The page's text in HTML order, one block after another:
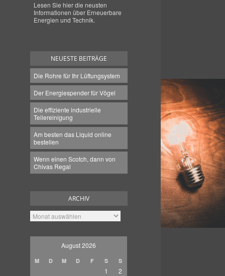
Lesen Sie hier die neusten
Informationen über Erneuerbare
Energien und Technik.
NEUESTE BEITRÄGE
Die Rohre für Ihr Lüftungsystem
Der Energiespender für Vögel
Die effiziente industrielle
Teilereinigung
Am besten das Liquid online
bestellen
Wenn einen Scotch, dann von
Chivas Regal
ARCHIV
Archiv
August 2026
M D M D F S S
1
2